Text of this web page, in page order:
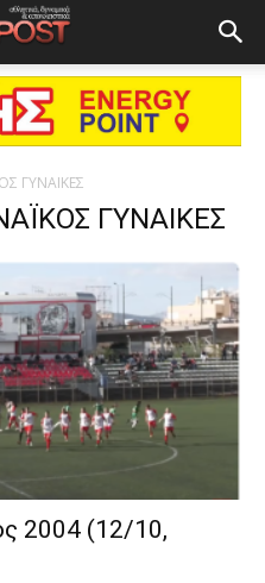
ΓΥΝΑΙΚΕΣ
ΓΥΝΑΙΚΕΣ
2004 (12/10,